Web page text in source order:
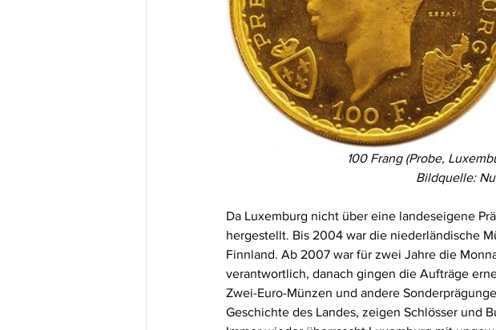
100 Frang (Probe,
Bildquelle:
Da Luxemburg nicht über eine landeseigene
hergestellt. Bis 2004 war die niederländische
Finnland. Ab 2007 war für zwei Jahre die
verantwortlich, danach gingen die Aufträge
Zwei-Euro-Münzen und andere
Geschichte des Landes, zeigen Schlösser und